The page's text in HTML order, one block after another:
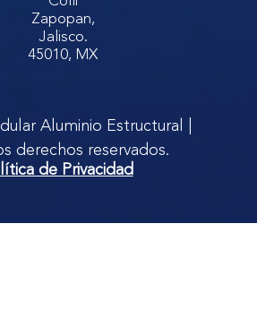
Zapopan,
Jalisco.
45010, MX
Aluminio Estructural |
derechos reservados.
de Privacidad